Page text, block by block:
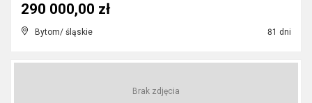
Bytom/ śląskie 81 dni
290 000,00 zł
Brak zdjęcia